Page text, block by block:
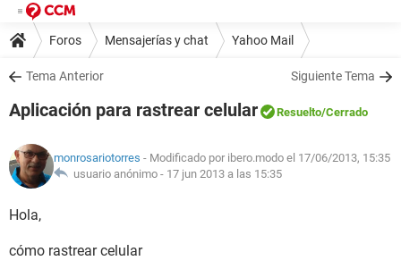
Foros Mensajerías y chat Yahoo Mail
Tema Anterior Siguiente Tema
Aplicación para rastrear celular Resuelto/Cerrado
monrosariotorres - Modificado por ibero.modo el 17/06/2013, 15:35
usuario anónimo - 17 jun 2013 a las 15:35
Hola,
cómo rastrear celular